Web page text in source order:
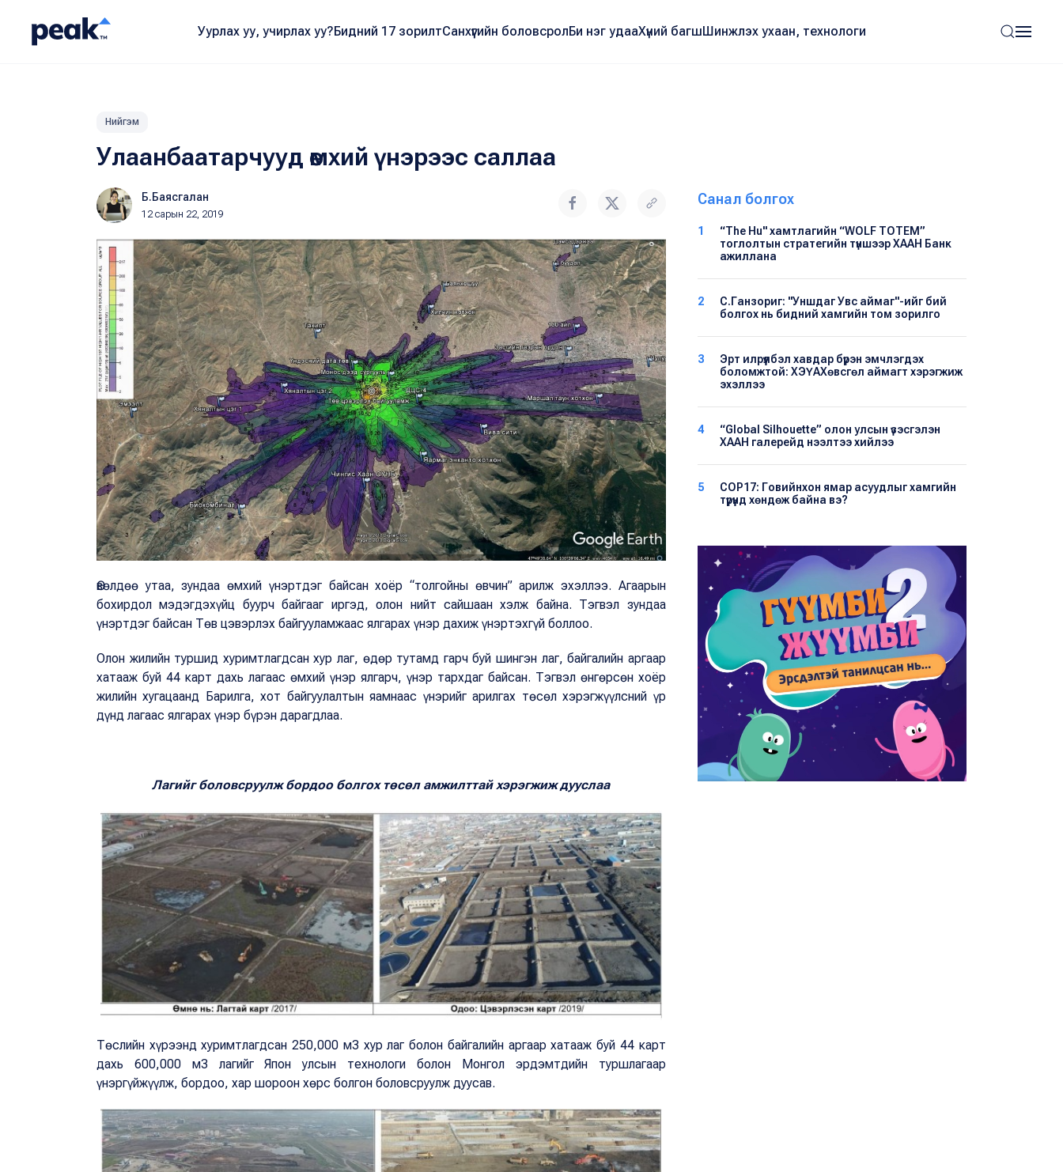
Уурлах уу, учирлах уу?Бидний 17 зорилтСанхүүгийн боловсролБи нэг удааХүний багшШинжлэх ухаан, технологи
Нийгэм
Улаанбаатарчууд өмхий үнэрээс саллаа
Б.Баясгалан
12 сарын 22, 2019
Өвөлдөө утаа, зундаа өмхий үнэртдэг байсан хоёр “толгойны өвчин” арилж эхэллээ. Агаарын
бохирдол мэдэгдэхүйц буурч байгааг иргэд, олон нийт сайшаан хэлж байна. Тэгвэл зундаа
үнэртдэг байсан Төв цэвэрлэх байгууламжаас ялгарах үнэр дахиж үнэртэхгүй боллоо.
Олон жилийн туршид хуримтлагдсан хур лаг, өдөр тутамд гарч буй шингэн лаг, байгалийн аргаар
хатааж буй 44 карт дахь лагаас өмхий үнэр ялгарч, үнэр тархдаг байсан. Тэгвэл өнгөрсөн хоёр
жилийн хугацаанд Барилга, хот байгуулалтын яамнаас үнэрийг арилгах төсөл хэрэгжүүлсний үр
дүнд лагаас ялгарах үнэр бүрэн дарагдлаа.
Лагийг боловсруулж бордоо болгох төсөл амжилттай хэрэгжиж дууслаа
Төслийн хүрээнд хуримтлагдсан 250,000 м3 хур лаг болон байгалийн аргаар хатааж буй 44 карт
дахь 600,000 м3 лагийг Япон улсын технологи болон Монгол эрдэмтдийн туршлагаар
үнэргүйжүүлж, бордоо, хар шороон хөрс болгон боловсруулж дуусав.
Санал болгох
1
“The Hu" хамтлагийн “WOLF TOTEM”
тоглолтын стратегийн түншээр ХААН Банк
ажиллана
2
С.Ганзориг: "Уншдаг Увс аймаг"-ийг бий
болгох нь бидний хамгийн том зорилго
3
Эрт илрүүлбэл хавдар бүрэн эмчлэгдэх
боломжтой: ХЭҮА​Хөвсгөл аймагт хэрэгжиж
эхэллээ
4
“Global Silhouette” олон улсын үзэсгэлэн
ХААН галерейд нээлтээ хийлээ
5
COP17: Говийнхон ямар асуудлыг хамгийн
түрүүнд хөндөж байна вэ?